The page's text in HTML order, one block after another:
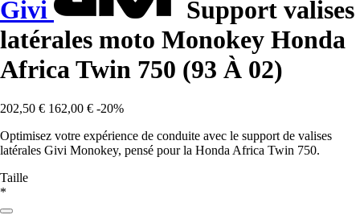
Givi
Support valises
latérales moto Monokey Honda
Africa Twin 750 (93 À 02)
202,50 € 162,00 € -20%
Optimisez votre expérience de conduite avec le support de valises
latérales Givi Monokey, pensé pour la Honda Africa Twin 750.
Taille
*